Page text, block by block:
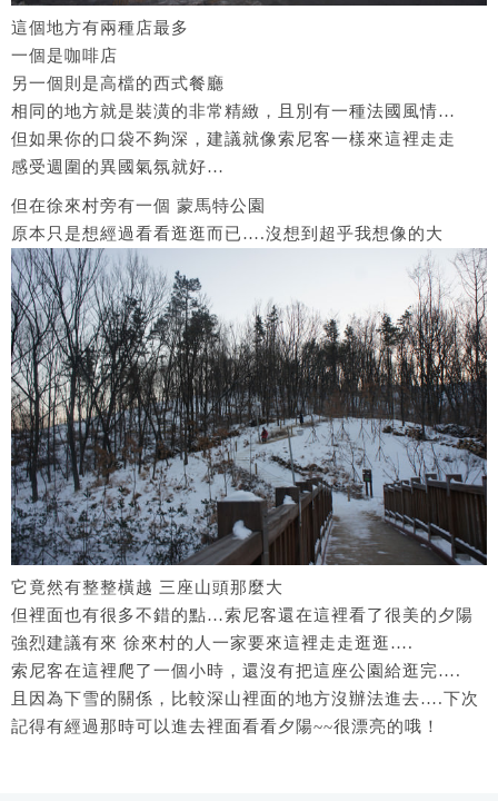
這個地方有兩種店最多
一個是咖啡店
另一個則是高檔的西式餐廳
相同的地方就是裝潢的非常精緻，且別有一種法國風情…
但如果你的口袋不夠深，建議就像索尼客一樣來這裡走走
感受週圍的異國氣氛就好…
但在徐來村旁有一個 蒙馬特公園
原本只是想經過看看逛逛而已….沒想到超乎我想像的大
它竟然有整整橫越 三座山頭那麼大
但裡面也有很多不錯的點…索尼客還在這裡看了很美的夕陽
強烈建議有來 徐來村的人一家要來這裡走走逛逛….
索尼客在這裡爬了一個小時，還沒有把這座公園給逛完….
且因為下雪的關係，比較深山裡面的地方沒辦法進去….下次
記得有經過那時可以進去裡面看看夕陽~~很漂亮的哦！